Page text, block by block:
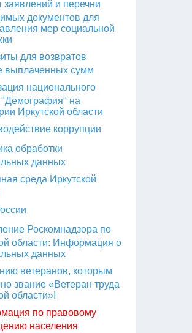
и перечни
документов для
мер социальной
для возвратов
выплаченных сумм
национального
"Демография" на
Иркутской области
коррупции
обработки
данных
среда Иркутской
Роскомнадзора по
области: Информация о
данных
ветеранов, которым
звание «Ветеран труда
области»!
по правовому
населения